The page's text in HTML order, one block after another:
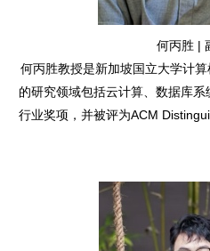
何丙胜 |
何丙胜教授是新加坡国立大学计
的研究领域包括云计算、数据库
行业奖项，并被评为ACM